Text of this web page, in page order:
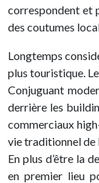
correspondent et
des coutumes
Longtemps
plus touristique.
Conjuguant
derrière les
commerciaux
vie traditionnel de
En plus d’être la
en premier lieu